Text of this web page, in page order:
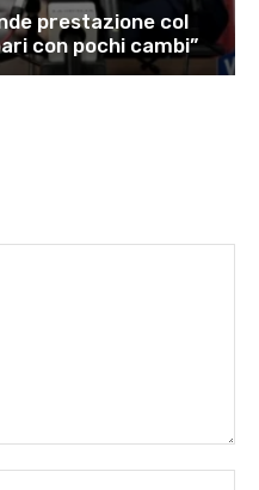
prestazione col
con pochi cambi”